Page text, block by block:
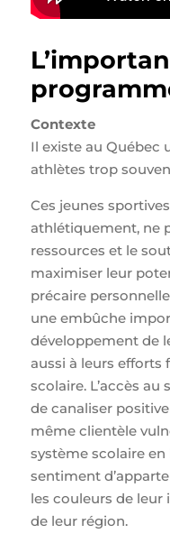
Contexte​
Il existe au Québec
athlètes trop
Ces jeunes
athlétiquement, ne
ressources et le
maximiser leur
précaire
une embûche
développement de
aussi à leurs efforts
scolaire. L’accès
de canaliser
même clientèle
système scolaire
sentiment
les couleurs de
de leur région. ​